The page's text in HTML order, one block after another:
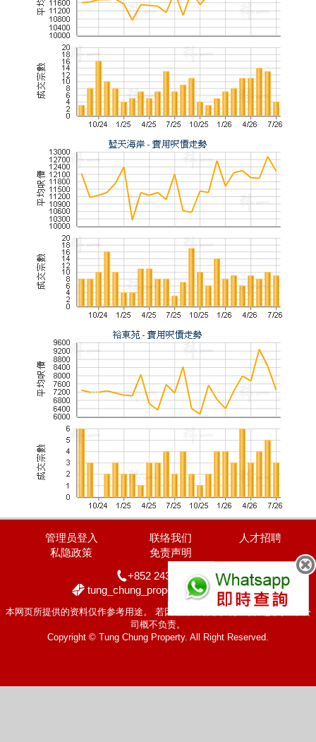
管理员登入 联络我们
人才招聘
私隐政策
免责声明
+852 2436 2228
tung_chung_property@yahoo.com
本网页所提供的资料仅作参考用途。 若因错漏而引致任何不便或损失，本公
司概不负责。
Copyright © Tung Chung Property. All Right Reserved.